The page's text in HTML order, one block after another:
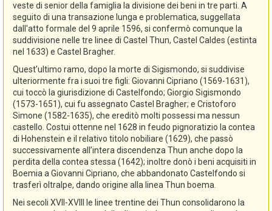
veste di senior della famiglia la divisione dei beni in tre parti. A
seguito di una transazione lunga e problematica, suggellata
dall'atto formale del 9 aprile 1596, si confermò comunque la
suddivisione nelle tre linee di Castel Thun, Castel Caldes (estinta
nel 1633) e Castel Bragher.
Quest’ultimo ramo, dopo la morte di Sigismondo, si suddivise
ulteriormente fra i suoi tre figli: Giovanni Cipriano (1569-1631),
cui toccò la giurisdizione di Castelfondo; Giorgio Sigismondo
(1573-1651), cui fu assegnato Castel Bragher; e Cristoforo
Simone (1582-1635), che ereditò molti possessi ma nessun
castello. Costui ottenne nel 1628 in feudo pignoratizio la contea
di Hohenstein e il relativo titolo nobiliare (1629), che passò
successivamente all’intera discendenza Thun anche dopo la
perdita della contea stessa (1642); inoltre donò i beni acquisiti in
Boemia a Giovanni Cipriano, che abbandonato Castelfondo si
trasferì oltralpe, dando origine alla linea Thun boema.
Nei secoli XVII-XVIII le linee trentine dei Thun consolidarono la